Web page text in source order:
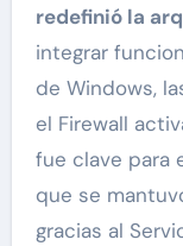
redefinió la
integrar
de Windows,
el Firewall
fue clave para
que se
gracias al